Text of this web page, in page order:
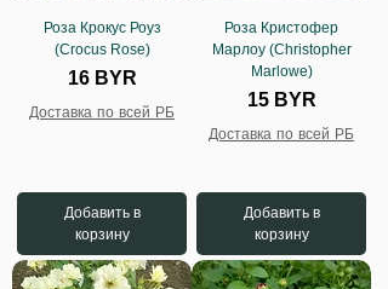
Роза Крокус Роуз
(Crocus Rose)
Цена
16 BYR
Доставка по всей РБ
Добавить в
корзину
Роза Кристофер
Марлоу (Christopher
Marlowe)
Цена
15 BYR
Доставка по всей РБ
Добавить в
корзину